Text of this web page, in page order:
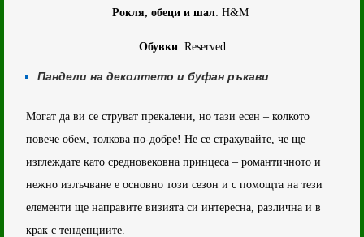
Рокля, обеци и шал: H&M
Обувки: Reserved
Пандели на деколтето и буфан ръкави
Могат да ви се струват прекалени, но тази есен – колкото
повече обем, толкова по-добре! Не се страхувайте, че ще
изглеждате като средновековна принцеса – романтичното и
нежно излъчване е основно този сезон и с помощта на тези
елементи ще направите визията си интересна, различна и в
крак с тенденциите.